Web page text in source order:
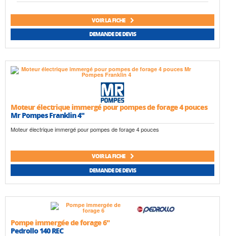
VOIR LA FICHE
DEMANDE DE DEVIS
Moteur électrique immergé pour pompes de forage 4 pouces
Mr Pompes Franklin 4"
Moteur électrique immergé pour pompes de forage 4 pouces
VOIR LA FICHE
DEMANDE DE DEVIS
Pompe immergée de forage 6"
Pedrollo 140 REC